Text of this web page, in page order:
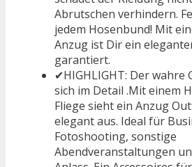
Abrutschen verhindern.
jedem Hosenbund! Mit
Anzug ist Dir ein
garantiert.
✔HIGHLIGHT: Der wahre
sich im Detail .Mit einem
Fliege sieht ein Anzug
elegant aus. Ideal für
Fotoshooting, sonstige
Abendveranstaltungen